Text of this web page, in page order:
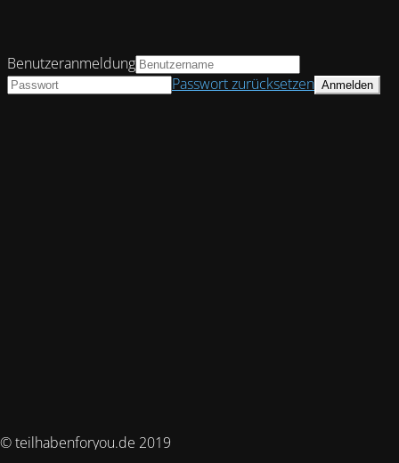
© teilhabenforyou.de 2019
Benutzeranmeldung
Passwort zurücksetzen